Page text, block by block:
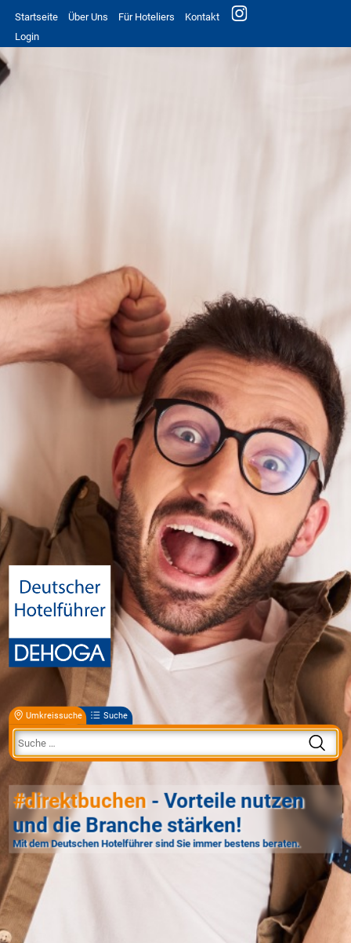
Startseite Über Uns Für Hoteliers
Kontakt
Login
Umkreissuche Suche
#direktbuchen - Vorteile nutzen
und die Branche stärken!
Mit dem Deutschen Hotelführer sind Sie immer bestens beraten.